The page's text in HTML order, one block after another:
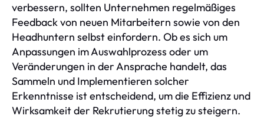
verbessern, sollten Unternehmen regelmäßiges
Feedback von neuen Mitarbeitern sowie von den
Headhuntern selbst einfordern. Ob es sich um
Anpassungen im Auswahlprozess oder um
Veränderungen in der Ansprache handelt, das
Sammeln und Implementieren solcher
Erkenntnisse ist entscheidend, um die Effizienz und
Wirksamkeit der Rekrutierung stetig zu steigern.